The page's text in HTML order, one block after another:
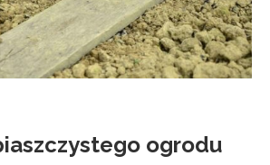
ogrodu